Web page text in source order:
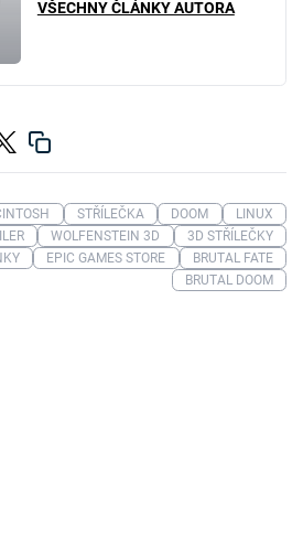
VŠECHNY ČLÁNKY AUTORA
STŘÍLEČKA DOOM
LINUX
WOLFENSTEIN 3D
3D STŘÍLEČKY
EPIC GAMES STORE
BRUTAL FATE
BRUTAL DOOM